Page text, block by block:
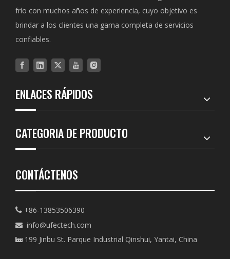
frío con muchos años de experiencia, cuyo objetivo es
brindar a los clientes una gama completa de servicios
confiables.
ENLACES RÁPIDOS
CATEGORIA DE PRODUCTO
CONTÁCTENOS
 +86-13853506390
 info@ufectech.com
 199 Jinbu St. Parque Industrial Qinshui, Yantai, China